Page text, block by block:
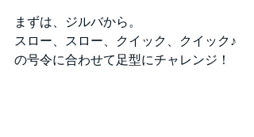
まずは、ジルバから。
スロー、スロー、クイック、クイック♪
の号令に合わせて足型にチャレンジ！